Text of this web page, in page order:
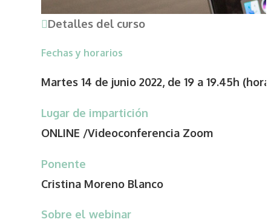
Detalles del curso
Fechas y horarios
Martes 14 de junio 2022, de 19 a 19.45h
Lugar de impartición
ONLINE /Videoconferencia Zoom
Ponente
Cristina Moreno Blanco
Sobre el webinar